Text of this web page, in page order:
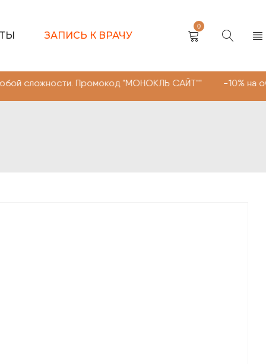
ЗАПИСЬ К ВРАЧУ
0
"МОНОКЛЬ САЙТ"" -10% на очки,